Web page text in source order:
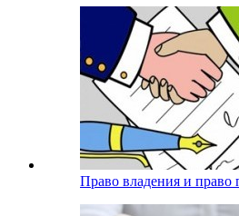
Право владения и право